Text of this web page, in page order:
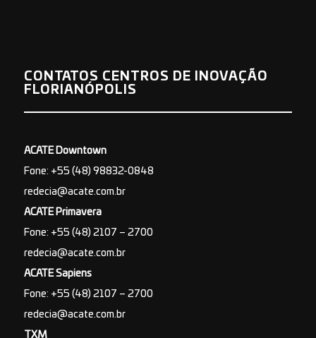
CONTATOS CENTROS DE INOVAÇÃO
FLORIANÓPOLIS
ACATE Downtown
Fone: +55 (48) 98832-0848
redecia@acate.com.br
ACATE Primavera
Fone: +55 (48) 2107 – 2700
redecia@acate.com.br
ACATE Sapiens
Fone: +55 (48) 2107 – 2700
redecia@acate.com.br
TXM